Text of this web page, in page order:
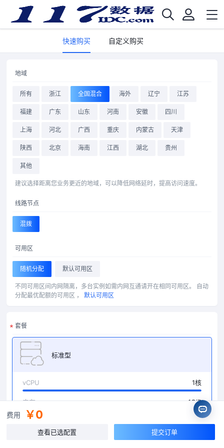
快速购买 自定义购买
地域
所有 浙江 全国混合 海外 辽宁 江苏
福建 广东 山东 河南 安徽 四川
上海 河北 广西 重庆 内蒙古 天津
陕西 北京 海南 江西 湖北 贵州
其他
建议选择距离您业务更近的地域，可以降低网络延时，提高访问速度。
线路节点
混拨
可用区
随机分配 默认可用区
不同可用区间内网隔离，多台实例如需内网互通请开在相同可用区。
自动
分配最优配额的可用区 ， 默认可用区
套餐
标准型
vCPU 1核
内存 1GiB
磁盘
4Mbps
费用 ￥0
查看已选配置 提交订单